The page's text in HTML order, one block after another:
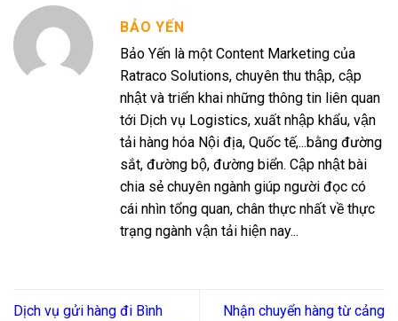
BẢO YẾN
Bảo Yến là một Content Marketing của
Ratraco Solutions, chuyên thu thập, cập
nhật và triển khai những thông tin liên quan
tới Dịch vụ Logistics, xuất nhập khẩu, vận
tải hàng hóa Nội địa, Quốc tế,...bằng đường
sắt, đường bộ, đường biển. Cập nhật bài
chia sẻ chuyên ngành giúp người đọc có
cái nhìn tổng quan, chân thực nhất về thực
trạng ngành vận tải hiện nay...
Dịch vụ gửi hàng đi Bình
Nhận chuyển hàng từ cảng